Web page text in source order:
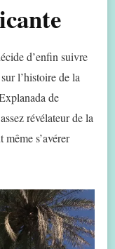
d’enfin suivre
l’histoire de la
de
révélateur de la
s’avérer